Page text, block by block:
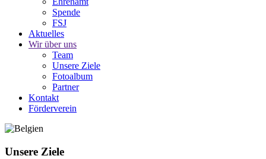
Spende
FSJ
Aktuelles
Wir über uns
Team
Unsere Ziele
Fotoalbum
Partner
Kontakt
Förderverein
Unsere Ziele